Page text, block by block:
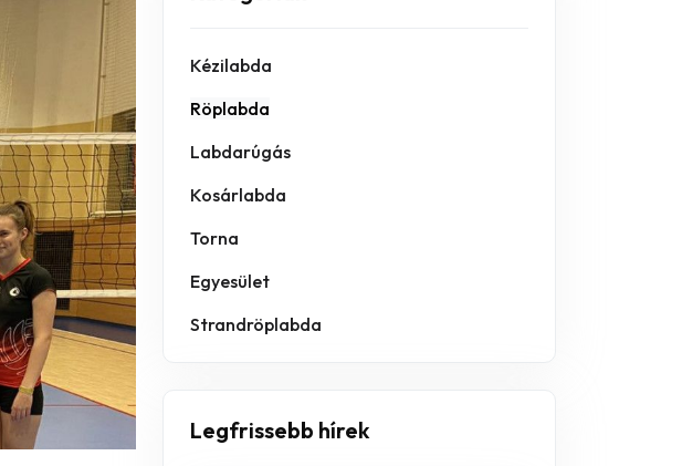
Kézilabda
Röplabda
Labdarúgás
Kosárlabda
Torna
Egyesület
Strandröplabda
Legfrissebb hírek